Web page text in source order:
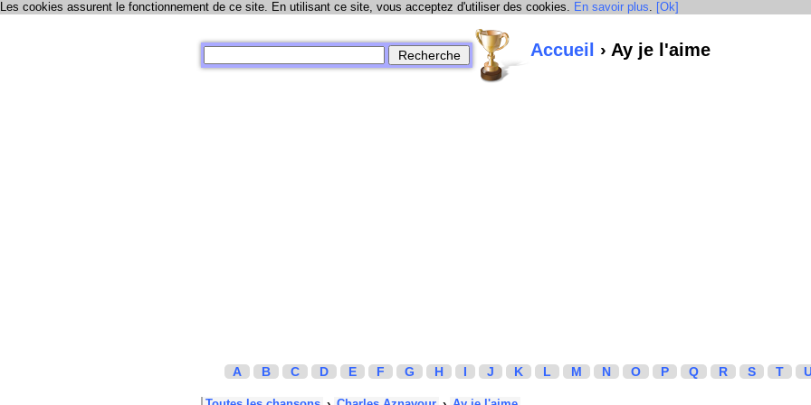
Les cookies assurent le fonctionnement de ce site. En utilisant ce site, vous acceptez d'utiliser des cookies. En savoir plus. [Ok]
Accueil › Ay je l'aime
A B C D E F G H I J K L M N O P Q R S T